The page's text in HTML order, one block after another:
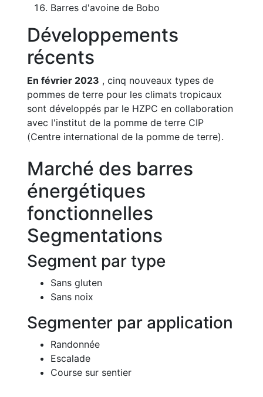
Barres d'avoine de Bobo
Développements
récents
En février 2023 , cinq nouveaux types de
pommes de terre pour les climats tropicaux
sont développés par le HZPC en collaboration
avec l'institut de la pomme de terre CIP
(Centre international de la pomme de terre).
Marché des barres
énergétiques
fonctionnelles
Segmentations
Segment par type
Sans gluten
Sans noix
Segmenter par application
Randonnée
Escalade
Course sur sentier